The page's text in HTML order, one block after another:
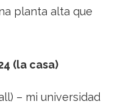
planta alta que
(la casa)
– mi universidad